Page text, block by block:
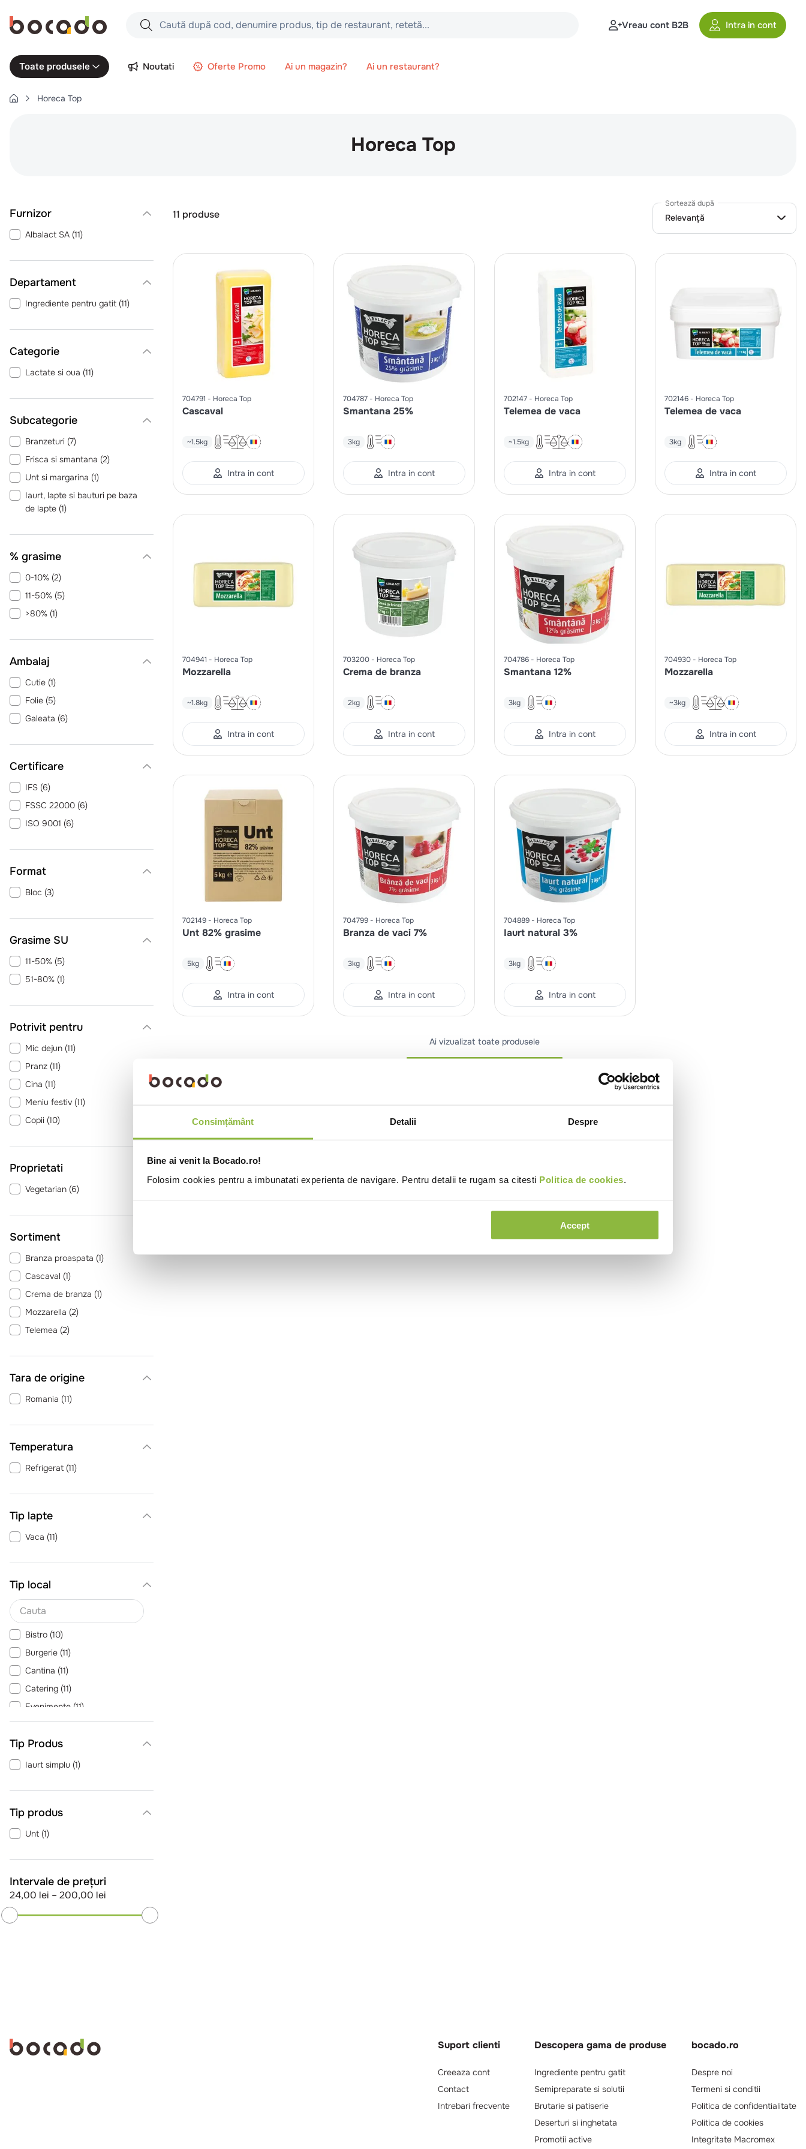
Consimțământ Detalii Despre
Bine ai venit la Bocado.ro!
Folosim cookies pentru a imbunatati experienta de navigare. Pentru detalii te rugam sa citesti Politica de cookies.
Accept
Caută după cod, denumire produs, tip de restaurant, retetă...
Căutări populare
10.pizza
Vreau cont B2B Intra in cont
Toate produsele Noutati Oferte Promo Ai un magazin? Ai un restaurant?
Horeca Top
Horeca Top
Albalact SA (11)
Departament
Ingrediente pentru gatit (11)
Categorie
Lactate si oua (11)
Branzeturi (7)
Frisca si smantana (2)
Unt si margarina (1)
Iaurt, lapte si bauturi pe baza
de lapte (1)
% grasime
0-10% (2)
11-50% (5)
>80% (1)
Ambalaj
Cutie (1)
Folie (5)
Galeata (6)
Certificare
IFS (6)
FSSC 22000 (6)
ISO 9001 (6)
Format
Bloc (3)
Grasime SU
11-50% (5)
51-80% (1)
Potrivit pentru
Mic dejun (11)
Pranz (11)
Cina (11)
Meniu festiv (11)
Copii (10)
Proprietati
Vegetarian (6)
Sortiment
Branza proaspata (1)
Cascaval (1)
Crema de branza (1)
Mozzarella (2)
Telemea (2)
Tara de origine
Romania (11)
Temperatura
Refrigerat (11)
Tip lapte
Vaca (11)
Tip local
Bistro (10)
Burgerie (11)
Cantina (11)
Catering (11)
Evenimente (11)
Patiserie (10)
Pizzeria (11
Pub ( 11)
Vezi încă 3
Tip Produs
Iaurt simplu (1)
Tip produs
Unt (1)
Intervale de prețuri
24,00 lei – 200,00 lei
11 produse
Sortează după
Relevanță
704791 Horeca Top
Cascaval
~1.5kg
Intra in cont
704787 Horeca Top
Smantana 25%
3kg
Intra in cont
702147 Horeca Top
Telemea de vaca
~1.5kg
Intra in cont
702146 Horeca Top
Telemea de vaca
3kg
Intra in cont
704941 Horeca Top
Mozzarella
~1.8kg
Intra in cont
703200 Horeca Top
Crema de branza
2kg
Intra in cont
704786 Horeca Top
Smantana 12%
3kg
Intra in cont
704930 Horeca Top
Mozzarella
~3kg
Intra in cont
702149 Horeca Top
Unt 82% grasime
5kg
Intra in cont
704799 Horeca Top
Branza de vaci 7%
3kg
Intra in cont
704889 Horeca Top
Iaurt natural 3%
3kg
Intra in cont
Ai vizualizat toate produsele
Suport clienti
Creeaza cont
Contact
Intrebari frecvente
Descopera gama de produse
Ingrediente pentru gatit
Semipreparate si solutii
Brutarie si patiserie
Deserturi si inghetata
Promotii active
bocado.ro
Despre noi
Termeni si conditii
Politica de confidentialitate
Politica de cookies
Integritate Macromex